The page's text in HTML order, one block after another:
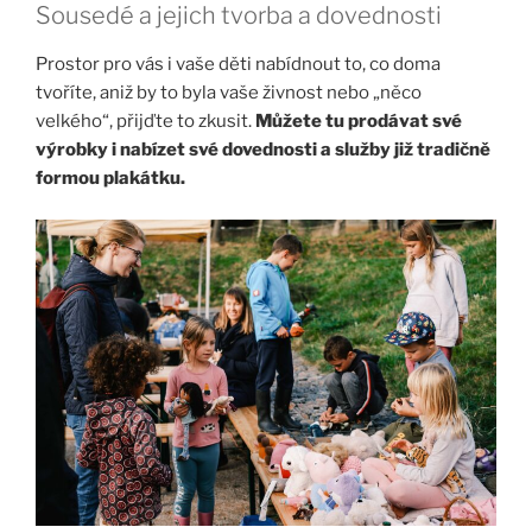
Sousedé a jejich tvorba a dovednosti
Prostor pro vás i vaše děti nabídnout to, co doma
tvoříte, aniž by to byla vaše živnost nebo „něco
velkého“, přijďte to zkusit. Můžete tu prodávat své
výrobky i nabízet své dovednosti a služby již tradičně
formou plakátku.